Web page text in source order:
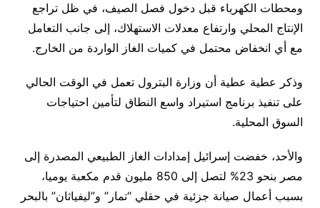
ومحطات الكهرباء قبل دخول فصل الصيف، في ظل تراجع
الإنتاج المحلي وارتفاع معدلات الاستهلاك، إلى جانب التعامل
مع أي انخفاض محتمل في كميات الغاز الواردة من الخارج.
وذكر عطية عطية أن وزارة البترول تعمل في الوقت الحالي
على تنفيذ برنامج استيراد واسع النطاق لتأمين احتياجات
السوق المحلية.
والأحد، خفضت إسرائيل إمدادات الغاز الطبيعي المصدرة إلى
مصر بنحو 23% لتصل إلى 850 مليون قدم مكعبة يوميا،
بسبب أعمال صيانة جزئية في حقلي “تمار” و”ليفياثان” بالبحر